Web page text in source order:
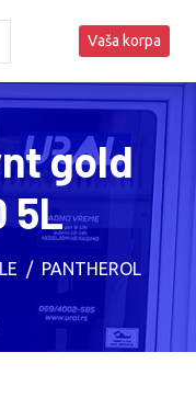
Vaša korpa
gold
5L
PANTHEROL